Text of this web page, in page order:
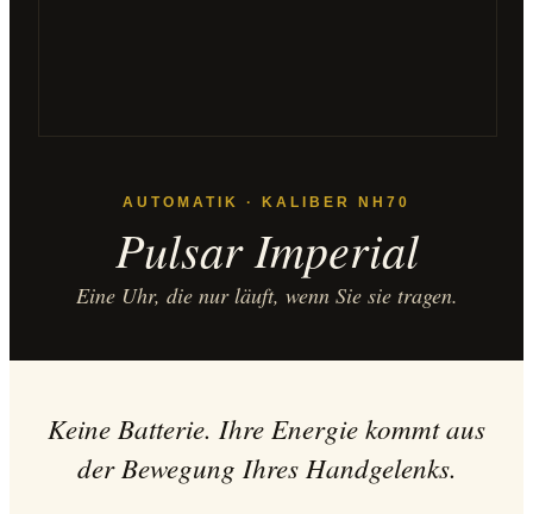
AUTOMATIK · KALIBER NH70
Pulsar Imperial
Eine Uhr, die nur läuft, wenn Sie sie tragen.
Keine Batterie. Ihre Energie kommt aus
der Bewegung Ihres Handgelenks.